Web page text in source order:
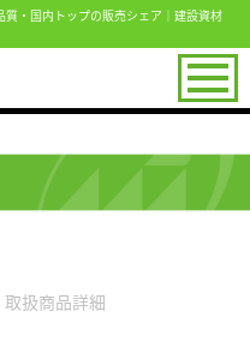
・国内トップの販売シェア｜建設資材
取扱商品詳細